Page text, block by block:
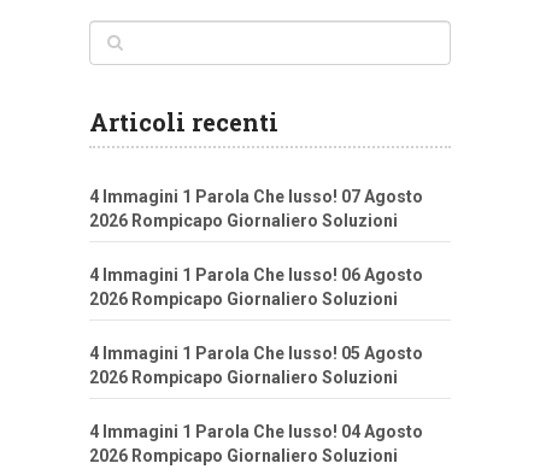
Articoli recenti
4 Immagini 1 Parola Che lusso! 07 Agosto
2026 Rompicapo Giornaliero Soluzioni
4 Immagini 1 Parola Che lusso! 06 Agosto
2026 Rompicapo Giornaliero Soluzioni
4 Immagini 1 Parola Che lusso! 05 Agosto
2026 Rompicapo Giornaliero Soluzioni
4 Immagini 1 Parola Che lusso! 04 Agosto
2026 Rompicapo Giornaliero Soluzioni